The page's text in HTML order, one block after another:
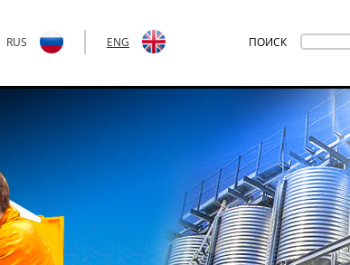
ПОИСК
RUS ENG